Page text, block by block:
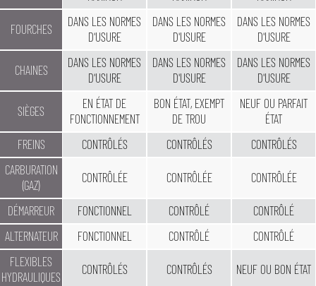
FOURCHES
DANS LES NORMES
D'USURE
DANS LES NORMES
D'USURE
DANS LES NORMES
D'USURE
CHAINES
DANS LES NORMES
D'USURE
DANS LES NORMES
D'USURE
DANS LES NORMES
D'USURE
SIÈGES
EN ÉTAT DE
FONCTIONNEMENT
BON ÉTAT, EXEMPT
DE TROU
NEUF OU PARFAIT
ÉTAT
FREINS
CONTRÔLÉS CONTRÔLÉS
CONTRÔLÉS
CARBURATION
(GAZ)
CONTRÔLÉE CONTRÔLÉE CONTRÔLÉE
DÉMARREUR FONCTIONNEL CONTRÔLÉ
CONTRÔLÉ
ALTERNATEUR
FONCTIONNEL CONTRÔLÉ
CONTRÔLÉ
FLEXIBLES
HYDRAULIQUES
CONTRÔLÉS CONTRÔLÉS NEUF OU BON ÉTAT